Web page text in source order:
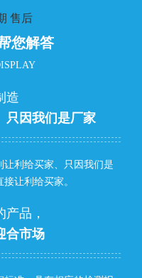
售后
您解答
造
只因我们是厂家
利给买家、只因我们是
让利给买家。
品，
合市场